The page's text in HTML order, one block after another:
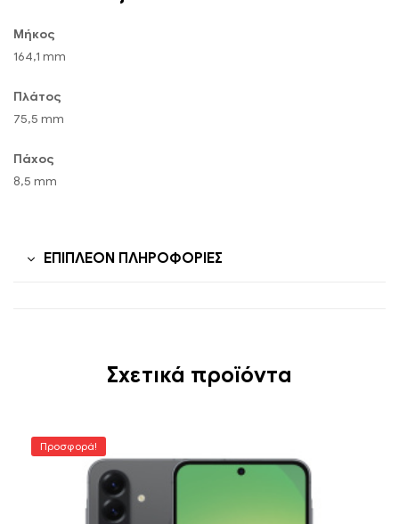
Μήκος
164,1 mm
Πλάτος
75,5 mm
Πάχος
8,5 mm
ΕΠΙΠΛΈΟΝ ΠΛΗΡΟΦΟΡΊΕΣ
Σχετικά προϊόντα
Προσφορά!